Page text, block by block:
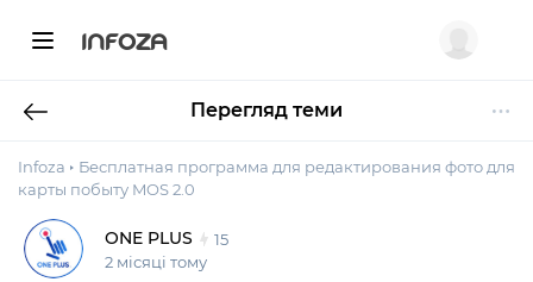
INFOZA
Перегляд теми
Infoza
Бесплатная программа для редактирования фото для
карты побыту MOS 2.0
ONE PLUS
15
2 місяці тому